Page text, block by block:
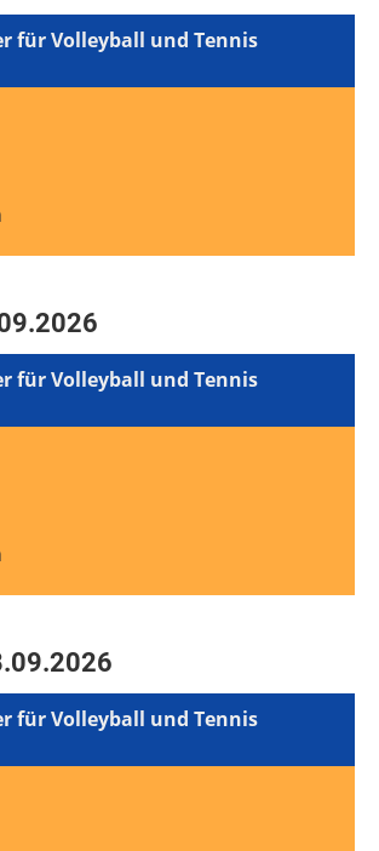
für Volleyball und Tennis
für Volleyball und Tennis
für Volleyball und Tennis